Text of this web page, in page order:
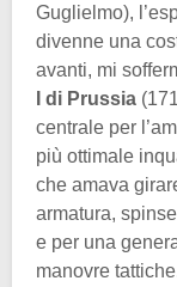
Guglielmo),
divenne una
avanti, mi
I di Prussia
centrale per
più ottimale
che amava
armatura,
e per una
manovre